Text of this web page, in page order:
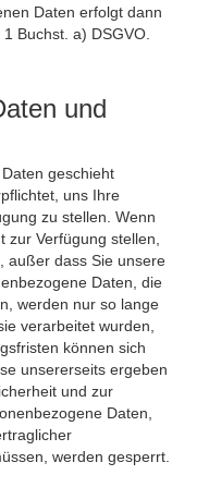
Daten erfolgt dann
Buchst. a) DSGVO.
und
geschieht
uns Ihre
zu stellen. Wenn
Verfügung stellen,
außer dass Sie unsere
Daten, die
werden nur so lange
verarbeitet wurden,
können sich
unsererseits ergeben
und zur
Daten,
werden gesperrt.